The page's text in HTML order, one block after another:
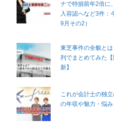
ナで特損前年2倍に
入容認へなど3件：
9月その2）
東芝事件の全貌と
列でまとめてみた
新】
これが会計士の独
の年収や魅力・悩み